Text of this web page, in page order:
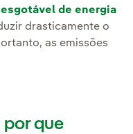
de energia
drasticamente o
as emissões
por que